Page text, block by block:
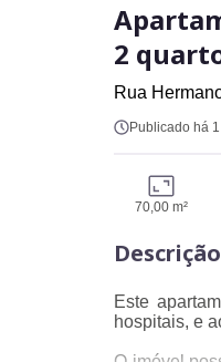
2
Rua
Publicado há
70,00 m²
Descrição
Este
hospitais, e